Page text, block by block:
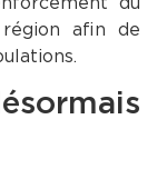
afin de